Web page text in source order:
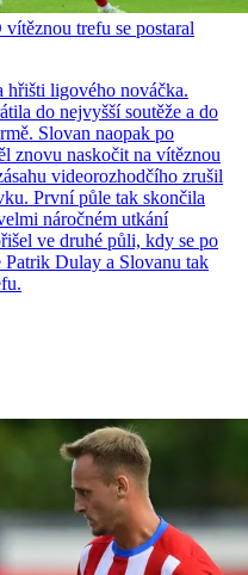
trefu se postaral
hřišti ligového nováčka.
do nejvyšší soutěže a do
Slovan naopak po
znovu naskočit na vítěznou
videorozhodčího zrušil
První půle tak skončila
náročném utkání
ve druhé půli, kdy se po
Dulay a Slovanu tak